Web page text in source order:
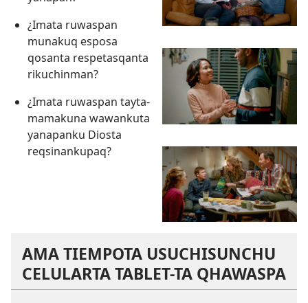
¿Imata ruwaspan
munakuq esposa
qosanta respetasqanta
rikuchinman?
¿Imata ruwaspan tayta-
mamakuna wawankuta
yanapanku Diosta
reqsinankupaq?
AMA TIEMPOTA USUCHISUNCHU
CELULARTA TABLET-TA QHAWASPA